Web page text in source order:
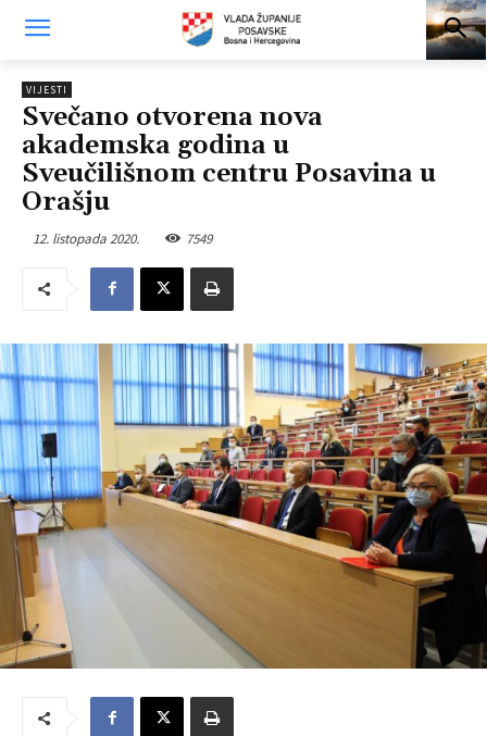
VIJESTI
Svečano otvorena nova
akademska godina u
Sveučilišnom centru Posavina u
Orašju
12. listopada 2020. 7549